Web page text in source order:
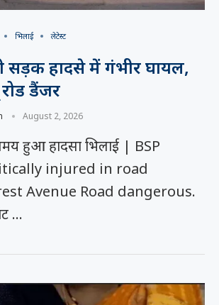
भिलाई लेटेस्ट
सड़क हादसे में गंभीर घायल,
डैंजर
August 2, 2026
हुआ हादसा भिलाई | BSP
injured in road
Avenue Road dangerous.
…